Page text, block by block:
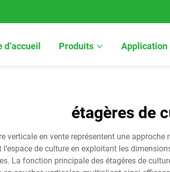
d’accueil Produits Application
étagères de
verticale en vente représentent une
de culture en exploitant les
La fonction principale des étagères de